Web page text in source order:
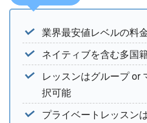
業界最安値レベルの料
ネイティブを含む多国
レッスンはグループ or
択可能
プライベートレッスン